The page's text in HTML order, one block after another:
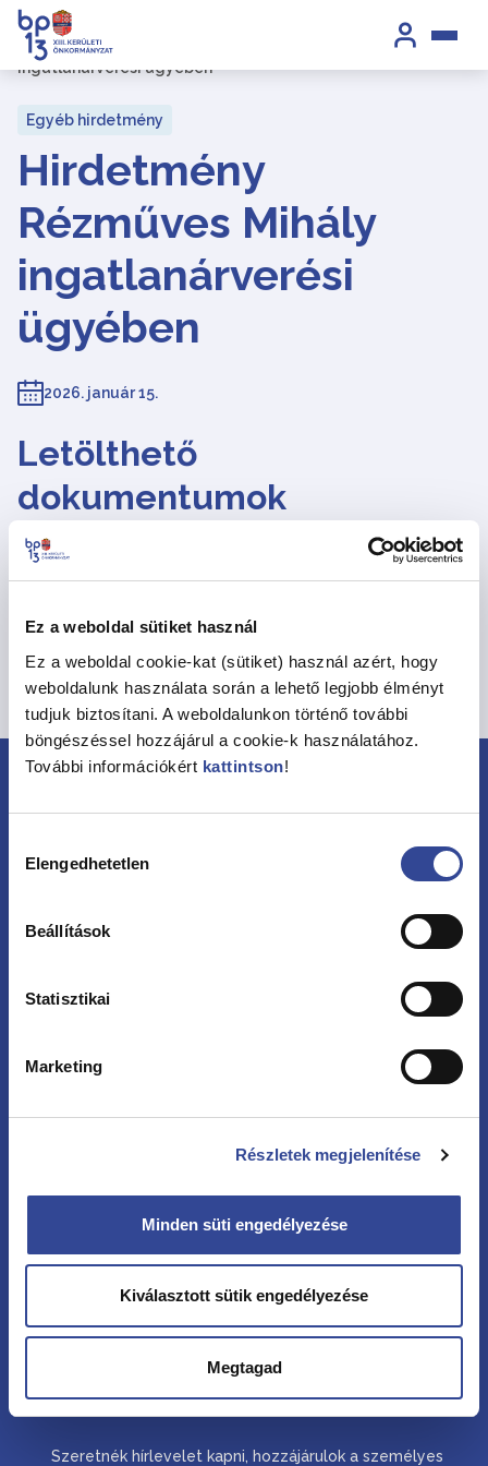
Ez a weboldal sütiket használ
Ez a weboldal cookie-kat (sütiket) használ azért, hogy
weboldalunk használata során a lehető legjobb élményt
tudjuk biztosítani. A weboldalunkon történő további
böngészéssel hozzájárul a cookie-k használatához.
További információkért kattintson!
kiválasztása
Elengedhetetlen
Beállítások
Statisztikai
Marketing
Részletek megjelenítése
Minden süti engedélyezése
Kiválasztott sütik engedélyezése
Megtagad
Kezdőlap/Hirdetmények
Hirdetmény Rézműves Mihály
ingatlanárverési ügyében
Egyéb hirdetmény
Hirdetmény
Rézműves Mihály
ingatlanárverési
ügyében
2026. január 15.
Letölthető
dokumentumok
Rézműves Mihály ingatlanárverési ügye 12764
Letöltés
Vissza a hirdetményekhez
Hírlevél
Keresztnév
Email cím
Consent
Szeretnék hírlevelet kapni, hozzájárulok a személyes